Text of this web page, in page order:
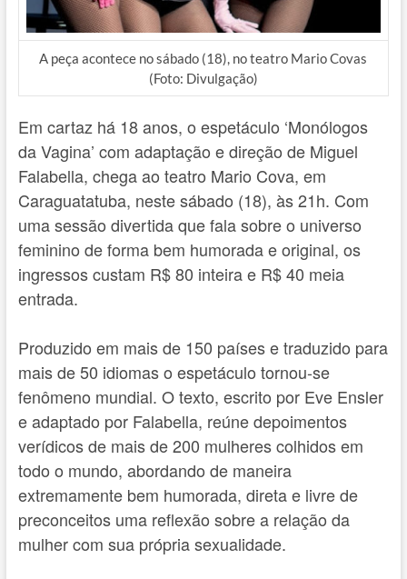
A peça acontece no sábado (18), no teatro Mario Covas
(Foto: Divulgação)
Em cartaz há 18 anos, o espetáculo ‘Monólogos
da Vagina’ com adaptação e direção de Miguel
Falabella, chega ao teatro Mario Cova, em
Caraguatatuba, neste sábado (18), às 21h. Com
uma sessão divertida que fala sobre o universo
feminino de forma bem humorada e original, os
ingressos custam R$ 80 inteira e R$ 40 meia
entrada.
Produzido em mais de 150 países e traduzido para
mais de 50 idiomas o espetáculo tornou-se
fenômeno mundial. O texto, escrito por Eve Ensler
e adaptado por Falabella, reúne depoimentos
verídicos de mais de 200 mulheres colhidos em
todo o mundo, abordando de maneira
extremamente bem humorada, direta e livre de
preconceitos uma reflexão sobre a relação da
mulher com sua própria sexualidade.